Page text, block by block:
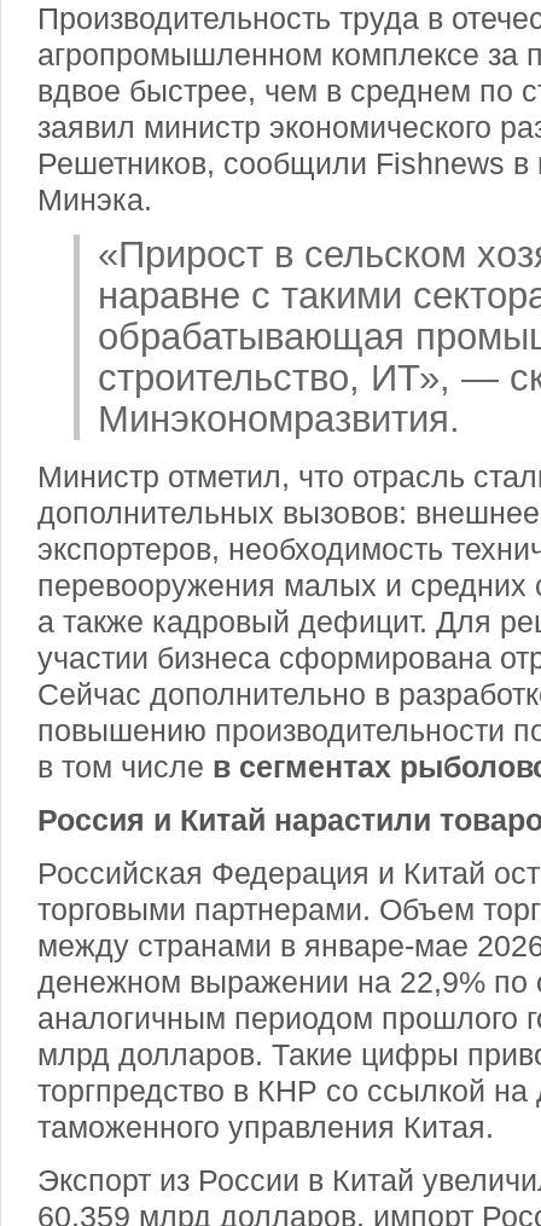
Производительность труда в
агропромышленном комплексе за
вдвое быстрее, чем в среднем по
заявил министр экономического
Решетников, сообщили Fishnews в
Минэка.
«Прирост в сельском
наравне с такими
обрабатывающая
строительство, ИТ», —
Минэкономразвития.
Министр отметил, что отрасль
дополнительных вызовов:
экспортеров, необходимость
перевооружения малых и средних
а также кадровый дефицит. Для
участии бизнеса сформирована
Сейчас дополнительно в
повышению производительности
в том числе в сегментах
Россия и Китай нарастили
Российская Федерация и Китай
торговыми партнерами. Объем
между странами в январе-мае
денежном выражении на 22,9% по
аналогичным периодом прошлого
млрд долларов. Такие цифры
торгпредство в КНР со ссылкой на
таможенного управления Китая.
Экспорт из России в Китай
60,359 млрд долларов, импорт